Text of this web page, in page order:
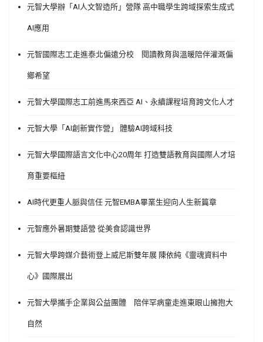
元智大學辦「AI人文智造所」營隊 高中職學生跨域探索生成式
AI應用
元智國際志工走進泰北偏遠分校 閱讀教育與溫暖陪伴灌溉偏
鄉希望
元智大學國際志工前進馬來西亞 AI、永續課程培育跨文化人才
元智大學「AI創新實作營」 體驗AI跨域科技
元智大學國際語言文化中心20周年 打造雙語教育與國際人才培
育重要樞紐
AI時代更重人脈與信任 元智EMBA畢業生迎向人生新篇章
元智應外暑期雙語營 從美食認識世界
元智大學跨媒介藝術登上威尼斯雙年展 陳依純《靈魂資料中
心》國際展出
元智大學攜手企業與公益團體 陪伴罕病童走進東眼山擁抱大
自然